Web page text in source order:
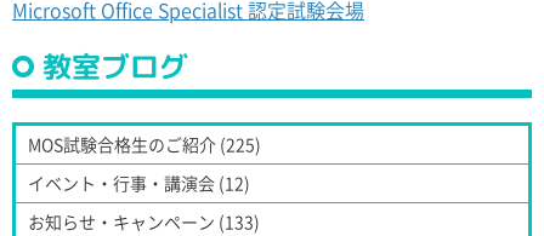
Microsoft Office Specialist 認定試験会場
教室ブログ
MOS試験合格生のご紹介 (225)
イベント・行事・講演会 (12)
お知らせ・キャンペーン (133)